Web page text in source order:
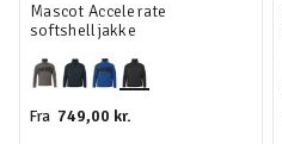
Mascot Accelerate
softshelljakke
Fra 749,00 kr.